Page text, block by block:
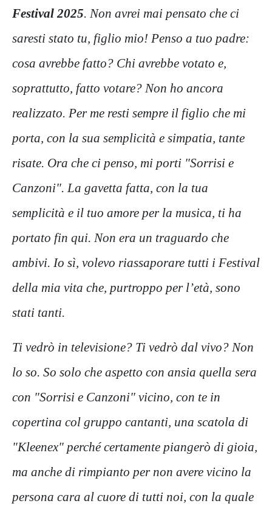
Festival 2025. Non avrei mai pensato che ci
saresti stato tu, figlio mio! Penso a tuo padre:
cosa avrebbe fatto? Chi avrebbe votato e,
soprattutto, fatto votare? Non ho ancora
realizzato. Per me resti sempre il figlio che mi
porta, con la sua semplicità e simpatia, tante
risate. Ora che ci penso, mi porti "Sorrisi e
Canzoni". La gavetta fatta, con la tua
semplicità e il tuo amore per la musica, ti ha
portato fin qui. Non era un traguardo che
ambivi. Io sì, volevo riassaporare tutti i Festival
della mia vita che, purtroppo per l’età, sono
stati tanti.
Ti vedrò in televisione? Ti vedrò dal vivo? Non
lo so. So solo che aspetto con ansia quella sera
con "Sorrisi e Canzoni" vicino, con te in
copertina col gruppo cantanti, una scatola di
"Kleenex" perché certamente piangerò di gioia,
ma anche di rimpianto per non avere vicino la
persona cara al cuore di tutti noi, con la quale